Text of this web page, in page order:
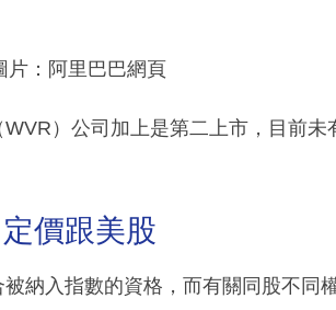
：阿里巴巴網頁
）公司加上是第二上市，目前
價跟美股
納入指數的資格，而有關同股不同